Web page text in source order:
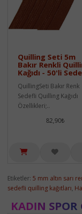
Quilling Seti 5m
Bakır Renkli
Kağıdı - 50'li
QuillingSeti Bakır Renk
Sedefli Quilling Kağıdı
Özellikleri;..
82,90₺
Etiketler: 5 mm altın sarı
sedefli quilling kağıtları,
KADIN SPOR